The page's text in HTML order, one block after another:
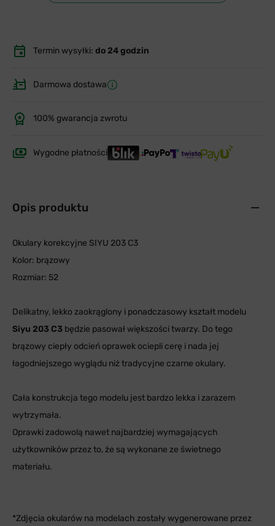
Termin wysyłki: do 24 godzin
Darmowa dostawa
100% gwarancja zwrotu
Wygodne płatności
Opis produktu
Okulary korekcyjne SIYU 203 C3
Kolor: brązowy
Rozmiar: 52
Delikatny, lekko zaokrąglony i ponadczasowy kształt modelu
Siyu 203 C3 będzie pasował większości twarzy. Do tego
brązowy ciepły odcień oprawek ociepli cerę i nada jej
łagodniejszego wyglądu niż tradycyjne czarne okulary.
Cała konstrukcja tego modelu jest bardzo lekka i zarazem
wytrzymała.
Oprawki zadowolą nawet najbardziej wymagających
użytkowników przez to, że są wykonane ze świetnego
materiału.
*Zdjęcia okularów na modelach zostały wygenerowane przez